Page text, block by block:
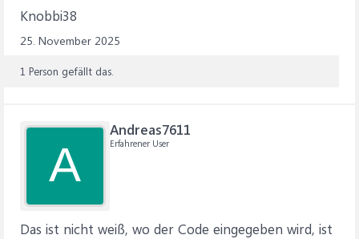
Knobbi38
25. November 2025
1 Person gefällt das.
A
Andreas7611
Erfahrener User
Das ist nicht weiß, wo der Code eingegeben wird, ist